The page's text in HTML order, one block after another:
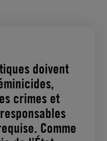
doivent
crimes et
Comme